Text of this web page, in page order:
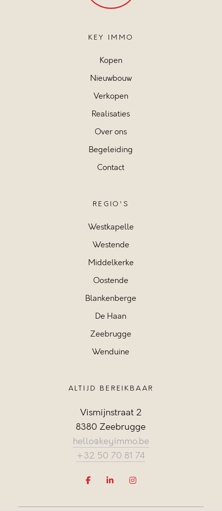
KEY IMMO
Kopen
Nieuwbouw
Verkopen
Realisaties
Over ons
Begeleiding
Contact
REGIO'S
Westkapelle
Westende
Middelkerke
Oostende
Blankenberge
De Haan
Zeebrugge
Wenduine
ALTIJD BEREIKBAAR
Vismijnstraat 2
8380 Zeebrugge
hello@keyimmo.be
+32 50 70 81 74